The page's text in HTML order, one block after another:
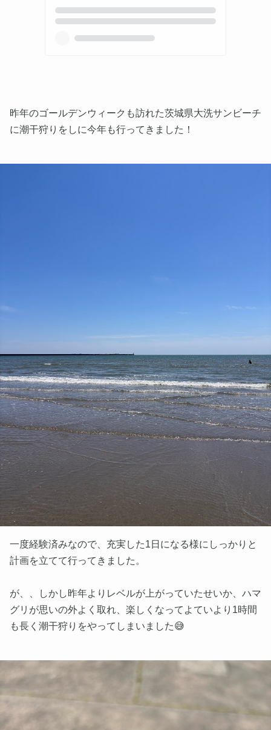
昨年のゴールデンウィークも訪れた茨城県大洗サンビーチ
に潮干狩りをしに今年も行ってきました！
一度経験済みなので、充実した1日になる様にしっかりと
計画を立てて行ってきました。
が、、しかし昨年よりレベルが上がっていたせいか、ハマ
グリが思いの外よく取れ、楽しくなってよていより1時間
も長く潮干狩りをやってしまいました😅